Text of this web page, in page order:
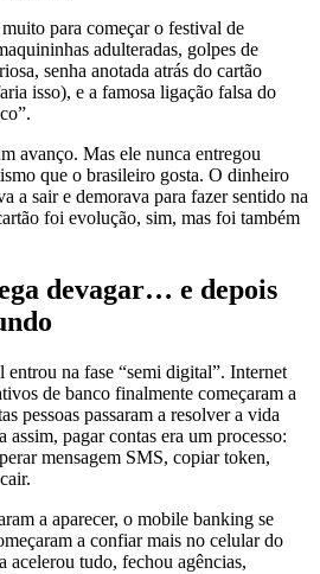
para começar o festival de
adulteradas, golpes de
senha anotada atrás do cartão
isso), e a famosa ligação falsa do
avanço. Mas ele nunca entregou
que o brasileiro gosta. O dinheiro
a sair e demorava para fazer sentido na
foi evolução, sim, mas foi também
devagar… e depois
na fase “semi digital”. Internet
de banco finalmente começaram a
pessoas passaram a resolver a vida
assim, pagar contas era um processo:
mensagem SMS, copiar token,
a aparecer, o mobile banking se
a confiar mais no celular do
acelerou tudo, fechou agências,